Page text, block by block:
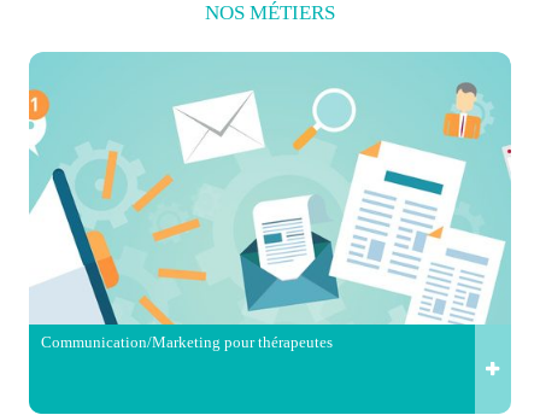
NOS MÉTIERS
Communication/Marketing pour thérapeutes